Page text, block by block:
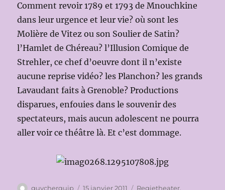
Comment revoir 1789 et 1793 de Mnouchkine
dans leur urgence et leur vie? où sont les
Molière de Vitez ou son Soulier de Satin?
l’Hamlet de Chéreau? l’Illusion Comique de
Strehler, ce chef d’oeuvre dont il n’existe
aucune reprise vidéo? les Planchon? les grands
Lavaudant faits à Grenoble? Productions
disparues, enfouies dans le souvenir des
spectateurs, mais aucun adolescent ne pourra
aller voir ce théâtre là. Et c’est dommage.
Auteur
guycherquip
Publié
15 janvier 2011 Catégories
Regietheater,